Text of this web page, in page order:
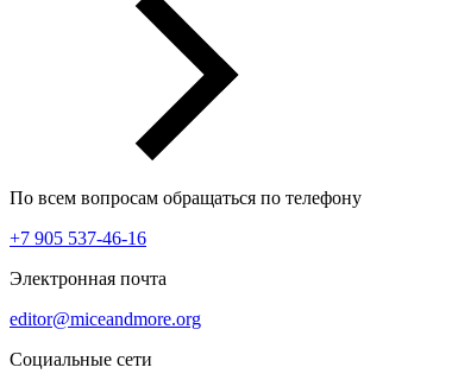
По всем вопросам обращаться по телефону
+7 905 537-46-16
Электронная почта
editor@miceandmore.org
Социальные сети